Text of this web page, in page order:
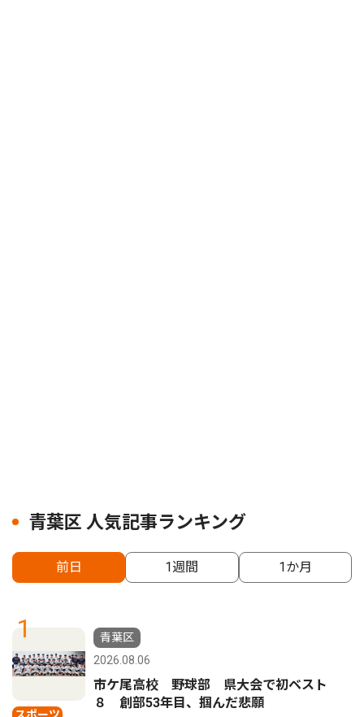
青葉区 人気記事ランキング
前日 1週間 1か月
1
スポーツ
青葉区
2026.08.06
市ケ尾高校 野球部 県大会で初ベスト
８ 創部53年目、掴んだ悲願